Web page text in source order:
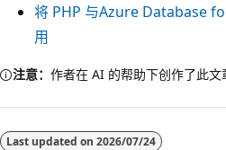
将 PHP 与Azure Database
用
注意： 作者在 AI 的帮助下创作了此文
Last updated on 2026/07/24